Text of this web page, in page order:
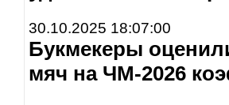
30.10.2025 18:07:00
Букмекеры
мяч на ЧМ-2026